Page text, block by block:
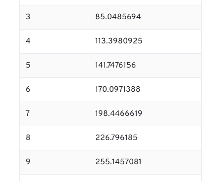
3 85.0485694
4 113.3980925
5 141.7476156
6 170.0971388
7 198.4466619
8 226.796185
9 255.1457081